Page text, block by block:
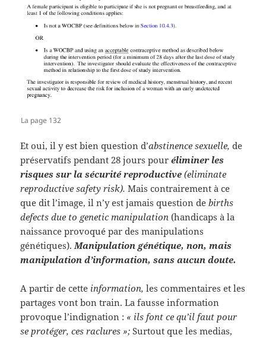
La page 132
Et oui, il y est bien question d’abstinence sexuelle, de
préservatifs pendant 28 jours pouréliminer les
risques sur la sécurité reproductive (eliminate
reproductive safety risk). Mais contrairement à ce
que dit l’image, il n’y est jamais question debirths
defects due to genetic manipulation (handicaps à la
naissance provoqué par des manipulations
génétiques). Manipulation génétique, non, mais
manipulation d’information, sans aucun doute.
A partir de cette information, les commentaires et les
partages vont bon train. La fausse information
provoque l’indignation : « ils font ce qu’il faut pour
se protéger, ces raclures »; Surtout que les medias,